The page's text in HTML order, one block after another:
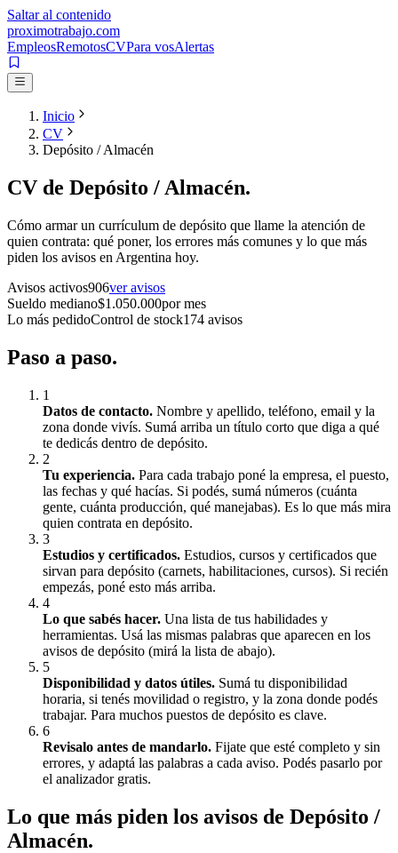
Saltar al contenido
proximotrabajo.com
EmpleosRemotosCVPara vosAlertas
Inicio
CV
Depósito / Almacén
CV de Depósito / Almacén.
Cómo armar un currículum de depósito que llame la atención de
quien contrata: qué poner, los errores más comunes y lo que más
piden los avisos en Argentina hoy.
Avisos activos906ver avisos
Sueldo mediano$1.050.000por mes
Lo más pedidoControl de stock174 avisos
Paso a paso.
1
Datos de contacto. Nombre y apellido, teléfono, email y la
zona donde vivís. Sumá arriba un título corto que diga a qué
te dedicás dentro de depósito.
2
Tu experiencia. Para cada trabajo poné la empresa, el puesto,
las fechas y qué hacías. Si podés, sumá números (cuánta
gente, cuánta producción, qué manejabas). Es lo que más mira
quien contrata en depósito.
3
Estudios y certificados. Estudios, cursos y certificados que
sirvan para depósito (carnets, habilitaciones, cursos). Si recién
empezás, poné esto más arriba.
4
Lo que sabés hacer. Una lista de tus habilidades y
herramientas. Usá las mismas palabras que aparecen en los
avisos de depósito (mirá la lista de abajo).
5
Disponibilidad y datos útiles. Sumá tu disponibilidad
horaria, si tenés movilidad o registro, y la zona donde podés
trabajar. Para muchos puestos de depósito es clave.
6
Revisalo antes de mandarlo. Fijate que esté completo y sin
errores, y adaptá las palabras a cada aviso. Podés pasarlo por
el analizador gratis.
Lo que más piden los avisos de Depósito /
Almacén.